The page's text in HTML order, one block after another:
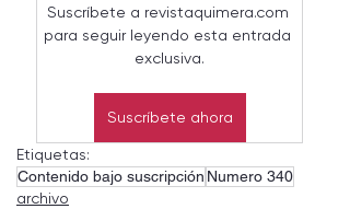
Suscríbete a revistaquimera.com
para seguir leyendo esta entrada
exclusiva.
Suscríbete ahora
Etiquetas:
Contenido bajo suscripción Numero 340
archivo